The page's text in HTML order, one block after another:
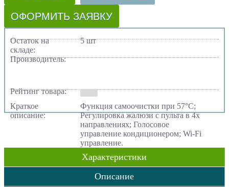
ОФОРМИТЬ ЗАЯВКУ
Остаток на
складе:
5 шт
Производитель:
Рейтинг товара:
Краткое
описание:
Функция самоочистки при 57°C;
Регулировка жалюзи с пульта в 4х
направлениях; Голосовое
управление кондиционером; Wi-Fi
управление.
Характеристики
Описание